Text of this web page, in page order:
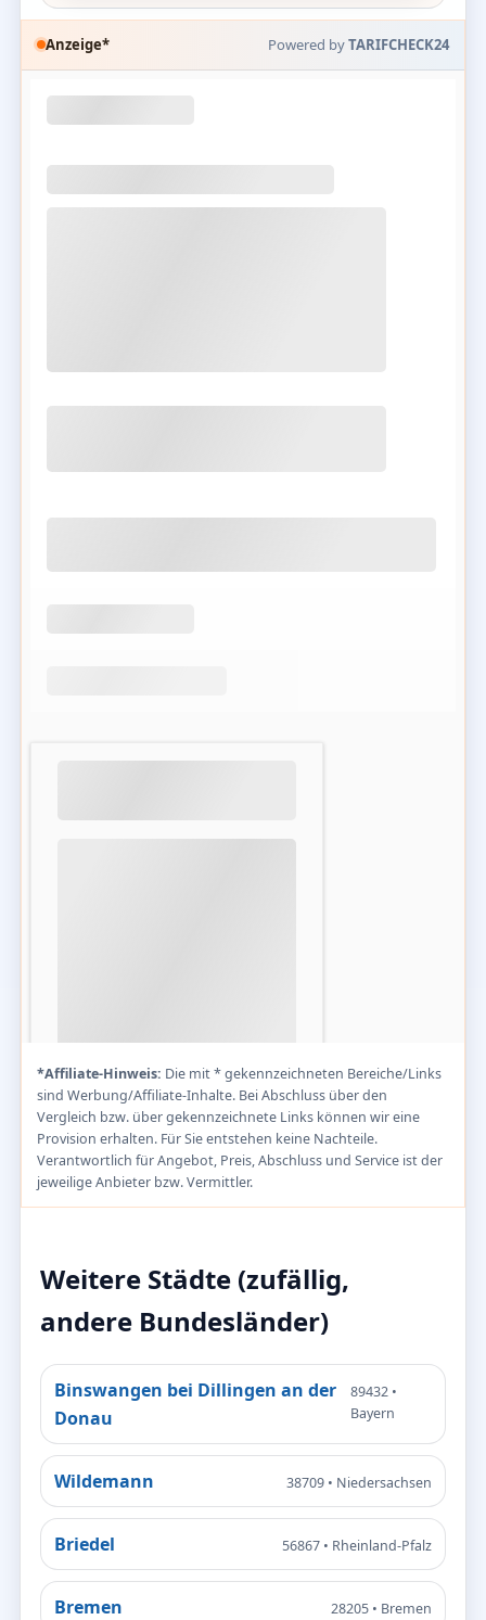
Anzeige* Powered byTARIFCHECK24
*Affiliate-Hinweis: Die mit * gekennzeichneten Bereiche/Links
sind Werbung/Affiliate-Inhalte. Bei Abschluss über den
Vergleich bzw. über gekennzeichnete Links können wir eine
Provision erhalten. Für Sie entstehen keine Nachteile.
Verantwortlich für Angebot, Preis, Abschluss und Service ist der
jeweilige Anbieter bzw. Vermittler.
Weitere Städte (zufällig,
andere Bundesländer)
Binswangen bei Dillingen an der
Donau
89432 •
Bayern
Wildemann 38709 • Niedersachsen
Briedel 56867 • Rheinland-Pfalz
Bremen 28205 • Bremen